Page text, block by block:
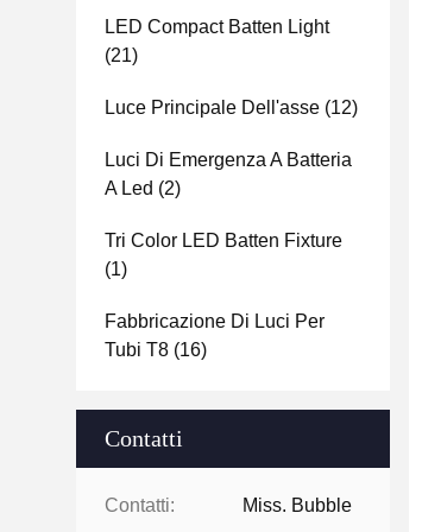
LED Compact Batten Light
(21)
Luce Principale Dell'asse (12)
Luci Di Emergenza A Batteria
A Led (2)
Tri Color LED Batten Fixture
(1)
Fabbricazione Di Luci Per
Tubi T8 (16)
Contatti
Contatti: Miss. Bubble